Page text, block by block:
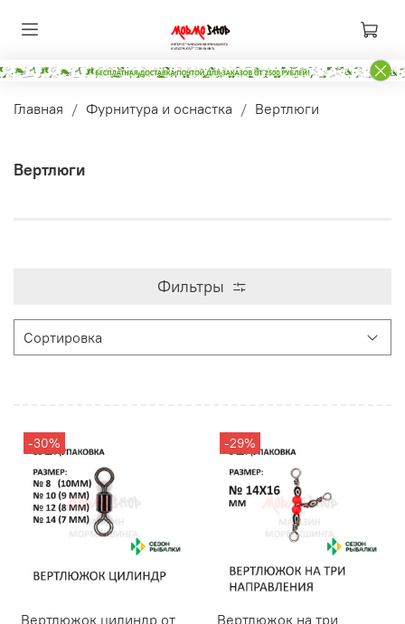
Главная Фурнитура и оснастка Вертлюги
Вертлюги
Фильтры
-30%
Вертлюжок цилиндр от
-29%
Вертлюжок на три